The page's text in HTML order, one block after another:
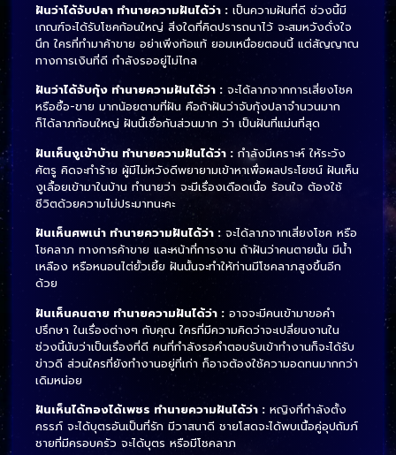
ฝันว่าได้จับปลา ทำนายความฝันได้ว่า : เป็นความฝันที่ดี ช่วงนี้มี
เกณฑ์จะได้รับโชคก้อนใหญ่ สิ่งใดที่คิดปรารถนาไว้ จะสมหวังดั่งใจ
นึก ใครที่ทำมาค้าขาย อย่าเพิ่งท้อแท้ ยอมเหนื่อยตอนนี้ แต่สัญญาณ
ทางการเงินที่ดี กำลังรออยู่ไม่ไกล
ฝันว่าได้จับกุ้ง ทำนายความฝันได้ว่า : จะได้ลาภจากการเสี่ยงโชค
หรือซื้อ-ขาย มากน้อยตามที่ฝัน คือถ้าฝันว่าจับกุ้งปลาจำนวนมาก
ก็ได้ลาภก้อนใหญ่ ฝันนี้เชื่อกันส่วนมาก ว่า เป็นฝันที่แม่นที่สุด
ฝันเห็นงูเข้าบ้าน ทำนายความฝันได้ว่า : กำลังมีเคราะห์ ให้ระวัง
ศัตรู คิดจะทำร้าย ผู้มีไม่หวังดีพยายามเข้าหาเพื่อผลประโยชน์ ฝันเห็น
งูเลื้อยเข้ามาในบ้าน ทำนายว่า จะมีเรื่องเดือดเนื้อ ร้อนใจ ต้องใช้
ชีวิตด้วยความไม่ประมาทนะคะ
ฝันเห็นศพเน่า ทำนายความฝันได้ว่า : จะได้ลาภจากเสี่ยงโชค หรือ
โชคลาภ ทางการค้าขาย และหน้าที่การงาน ถ้าฝันว่าคนตายนั้น มีน้ำ
เหลือง หรือหนอนไต่ยั้วเยี้ย ฝันนั้นจะทำให้ท่านมีโชคลาภสูงขึ้นอีก
ด้วย
ฝันเห็นคนตาย ทำนายความฝันได้ว่า : อาจจะมีคนเข้ามาขอคำ
ปรึกษา ในเรื่องต่างๆ กับคุณ ใครที่มีความคิดว่าจะเปลี่ยนงานใน
ช่วงนี้นับว่าเป็นเรื่องที่ดี คนที่กำลังรอคำตอบรับเข้าทำงานก็จะได้รับ
ข่าวดี ส่วนใครที่ยังทำงานอยู่ที่เก่า ก็อาจต้องใช้ความอดทนมากกว่า
เดิมหน่อย
ฝันเห็นได้ทองได้เพชร ทำนายความฝันได้ว่า : หญิงที่กำลังตั้ง
ครรภ์ จะได้บุตรอันเป็นที่รัก มีวาสนาดี ชายโสดจะได้พบเนื้อคู่อุปถัมภ์
ชายที่มีครอบครัว จะได้บุตร หรือมีโชคลาภ